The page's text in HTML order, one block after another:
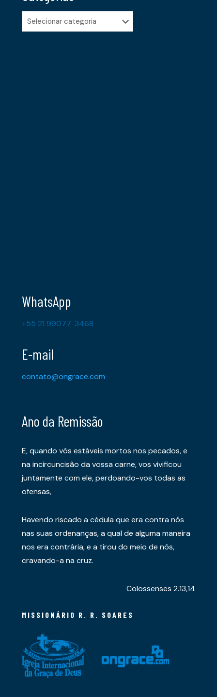
Categorias
WhatsApp
+55 21 99077-3468
E-mail
contato@ongrace.com
Ano da Remissão
E, quando vós estáveis mortos nos pecados, e
na incircuncisão da vossa carne, vos vivificou
juntamente com ele, perdoando-vos todas as
ofensas,
Havendo riscado a cédula que era contra nós
nas suas ordenanças, a qual de alguma maneira
nos era contrária, e a tirou do meio de nós,
cravando-a na cruz.
Colossenses 2.13,14
MISSIONÁRIO R. R. SOARES